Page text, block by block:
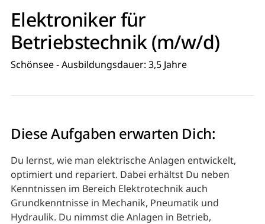
Elektroniker für
Betriebstechnik (m/w/d)
Schönsee - Ausbildungsdauer: 3,5 Jahre
Diese Aufgaben erwarten Dich:
Du lernst, wie man elektrische Anlagen entwickelt,
optimiert und repariert. Dabei erhältst Du neben
Kenntnissen im Bereich Elektrotechnik auch
Grundkenntnisse in Mechanik, Pneumatik und
Hydraulik. Du nimmst die Anlagen in Betrieb,